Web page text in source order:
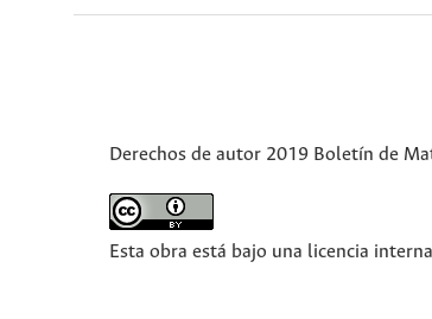
Derechos de autor 2019 Boletín de
Esta obra está bajo una licencia